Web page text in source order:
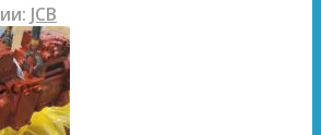
JCB